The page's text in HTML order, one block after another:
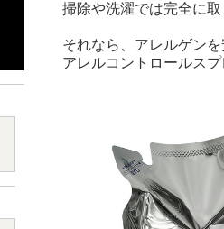
掃除や洗濯では完全に
それなら、アレルゲン
アレルコントロールス